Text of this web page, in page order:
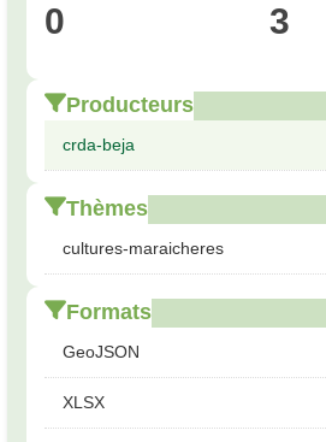
0 3
Producteurs
crda-beja
Thèmes
cultures-maraicheres
Formats
GeoJSON
XLSX